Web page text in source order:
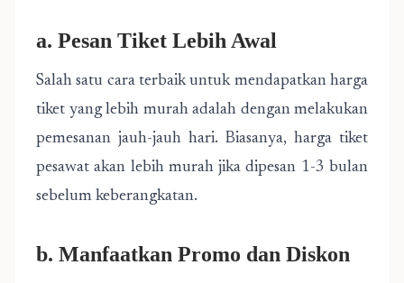
a. Pesan Tiket Lebih Awal
Salah satu cara terbaik untuk mendapatkan harga
tiket yang lebih murah adalah dengan melakukan
pemesanan jauh-jauh hari. Biasanya, harga tiket
pesawat akan lebih murah jika dipesan 1-3 bulan
sebelum keberangkatan.
b. Manfaatkan Promo dan Diskon